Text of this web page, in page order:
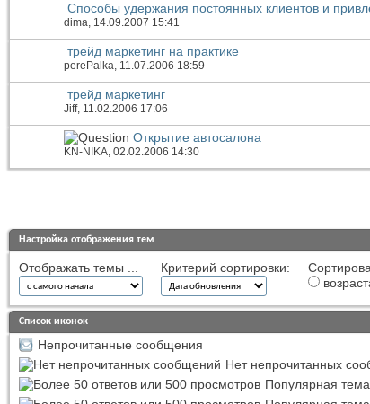
Способы удержания постоянных клиентов и
dima, 14.09.2007 15:41
трейд маркетинг на практике
perePalka, 11.07.2006 18:59
трейд маркетинг
Jiff, 11.02.2006 17:06
Открытие автосалона
KN-NIKA, 02.02.2006 14:30
Настройка отображения тем
Отображать темы ... Критерий сортировки:
Список иконок
Непрочитанные сообщения
Нет непрочитанных
Популярная